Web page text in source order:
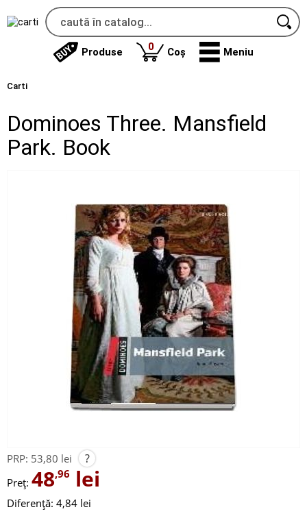
Produse 0produse
Coș Meniu
Carti
Dominoes Three. Mansfield
Park. Book
PRP: 53,80 lei ?
Preț: 48,96 lei
Diferență: 4,84 lei